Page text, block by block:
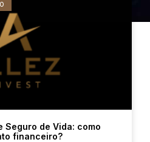
Seguro de Vida: como
financeiro?